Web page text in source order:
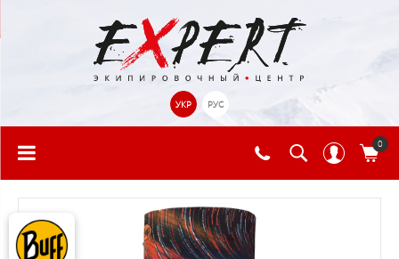
УКР РУС
0